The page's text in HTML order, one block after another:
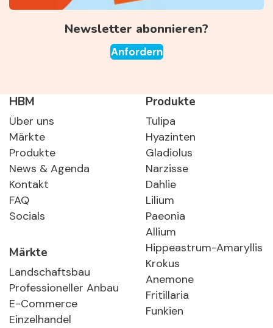
Newsletter abonnieren?
Anfordern
HBM
Über uns
Märkte
Produkte
News & Agenda
Kontakt
FAQ
Socials
Märkte
Landschaftsbau
Professioneller Anbau
E-Commerce
Einzelhandel
Produkte
Tulipa
Hyazinten
Gladiolus
Narzisse
Dahlie
Lilium
Paeonia
Allium
Hippeastrum-Amaryllis
Krokus
Anemone
Fritillaria
Funkien